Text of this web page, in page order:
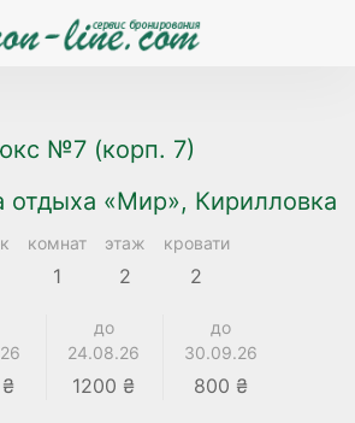
№7 (корп. 7)
отдыха «Мир», Кирилловка
комнат
1
этаж
2
кровати
2
до
24.08.26
1200 ₴
до
30.09.26
800 ₴